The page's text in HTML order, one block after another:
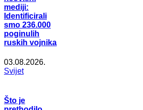
mediji:
Identificirali
smo 236.000
poginulih
ruskih vojnika
03.08.2026.
Svijet
Što je